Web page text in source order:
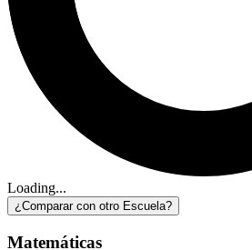
Loading...
¿Comparar con otro Escuela?
Matemáticas